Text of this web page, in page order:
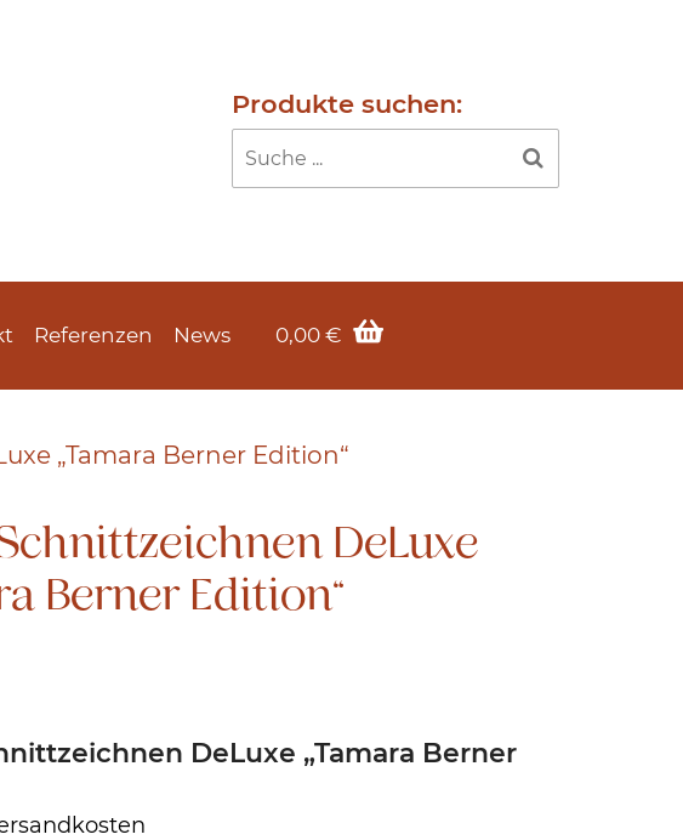
Produkte suchen:
Referenzen News 0,00 €
„Tamara Berner Edition“
DeLuxe
Berner Edition“
DeLuxe „Tamara Berner